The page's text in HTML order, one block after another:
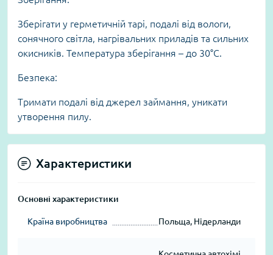
Зберігати у герметичній тарі, подалі від вологи,
сонячного світла, нагрівальних приладів та сильних
окисників. Температура зберігання – до 30°C.
Безпека:
Тримати подалі від джерел займання, уникати
утворення пилу.
Характеристики
Основні характеристики
Країна виробництва Польща, Нідерланди